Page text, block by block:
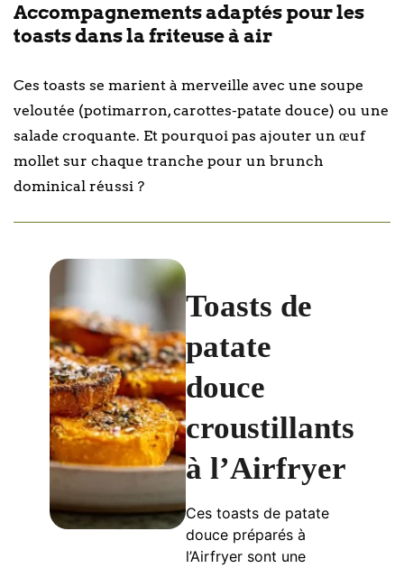
Accompagnements adaptés pour les
toasts dans la friteuse à air
Ces toasts se marient à merveille avec une soupe
veloutée (potimarron, carottes-patate douce) ou une
salade croquante. Et pourquoi pas ajouter un œuf
mollet sur chaque tranche pour un brunch
dominical réussi ?
Toasts de
patate
douce
croustillants
à l’Airfryer
Ces toasts de patate
douce préparés à
l’Airfryer sont une